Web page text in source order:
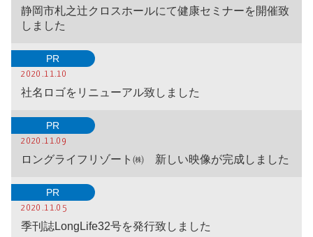
静岡市札之辻クロスホールにて健康セミナーを開催致
しました
PR
2020.11.10
社名ロゴをリニューアル致しました
PR
2020.11.09
ロングライフリゾート㈱ 新しい映像が完成しました
PR
2020.11.05
季刊誌LongLife32号を発行致しました